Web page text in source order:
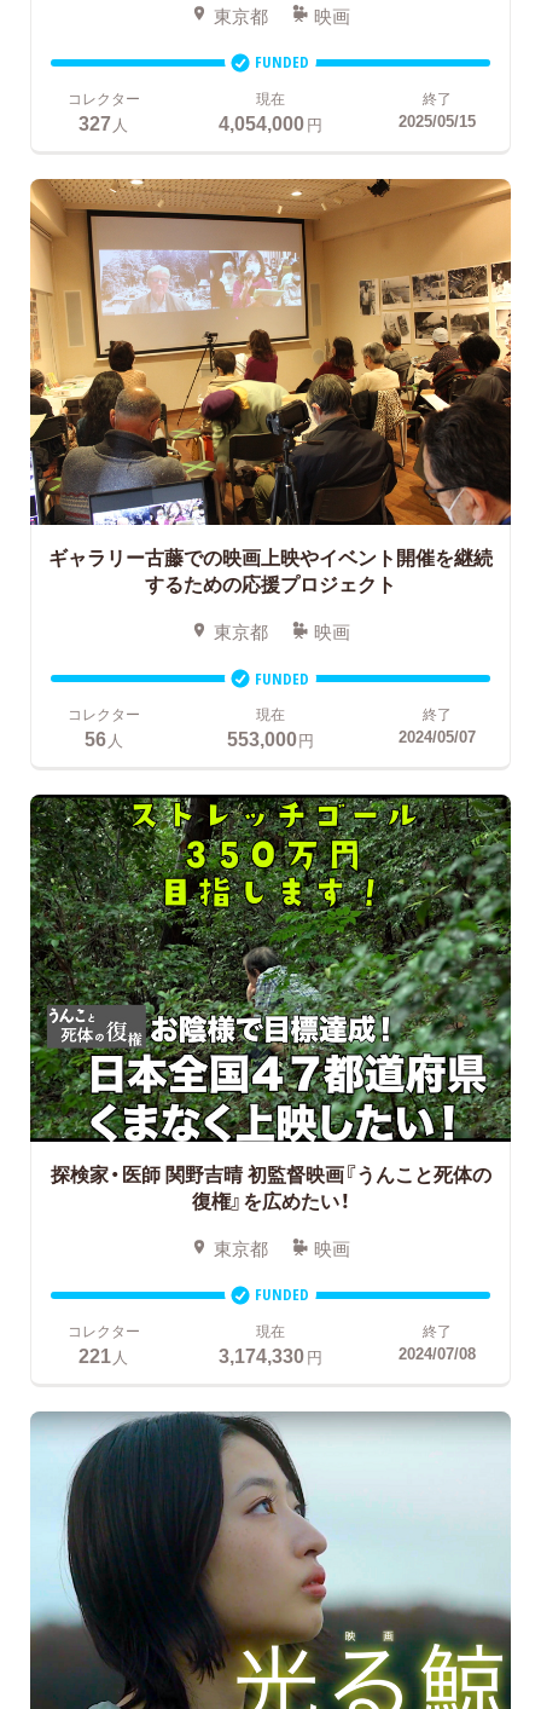
東京都 映画
FUNDED
コレクター
327 人
現在
4,054,000円
終了
2025/05/15
ギャラリー古藤での映画上映やイベント開催を継続
するための応援プロジェクト
東京都 映画
FUNDED
コレクター
56人
現在
553,000円
終了
2024/05/07
探検家・医師 関野吉晴 初監督映画『うんこと死体の
復権』を広めたい！
東京都 映画
FUNDED
コレクター
221 人
現在
3,174,330円
終了
2024/07/08